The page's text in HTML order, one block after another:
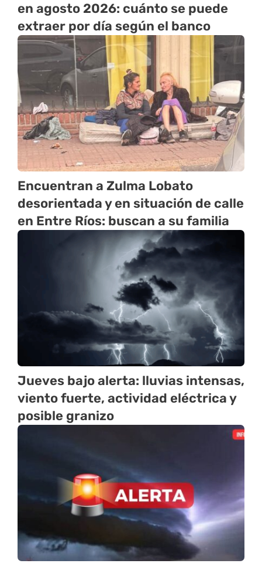
en agosto 2026: cuánto se puede
extraer por día según el banco
Encuentran a Zulma Lobato
desorientada y en situación de calle
en Entre Ríos: buscan a su familia
Jueves bajo alerta: lluvias intensas,
viento fuerte, actividad eléctrica y
posible granizo